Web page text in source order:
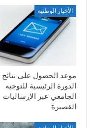
الأخبار الوطنية
موعد الحصول على نتائج
الدورة الرئيسية للتوجيه
الجامعي عبر الإرساليات
القصيرة